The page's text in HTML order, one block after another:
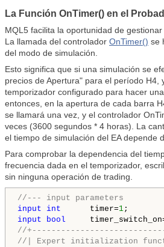
La Función OnTimer() en el
MQL5 facilita la oportunidad de
La llamada del controlador OnTimer() se
del modo de simulación.
Esto significa que si una simulación se
precios de Apertura" para el período H4,
temporizador configurado para hacer
entonces, en la apertura de cada barra
se llamará una vez, y el controlador
veces (3600 segundos * 4 horas). La
el tiempo de simulación del EA depende
Para comprobar la dependencia del
frecuencia dada en el temporizador,
sin ninguna operación de trading.
//--- input parameters
input
int timer=1
input
bool
//
//| Expert initialization function